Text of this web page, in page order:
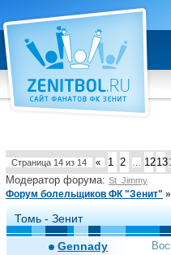
Страница 14 из 14 « 1 2 1213
Модератор форума: St_Jimmy
Форум болельщиков ФК "Зенит" »
Томь - Зенит
Gennady